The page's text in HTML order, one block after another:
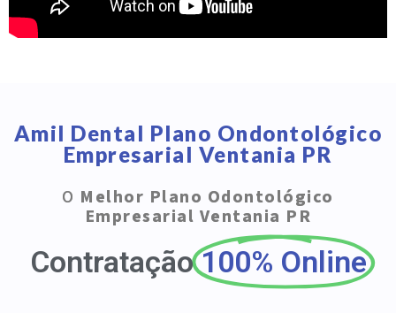
Amil Dental Plano Ondontológico
Empresarial Ventania PR
O Melhor Plano Odontológico
Empresarial Ventania PR
Contratação 100% Online